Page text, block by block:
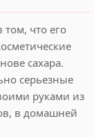
том, что его
сахара.
серьезные
руками из
в домашней